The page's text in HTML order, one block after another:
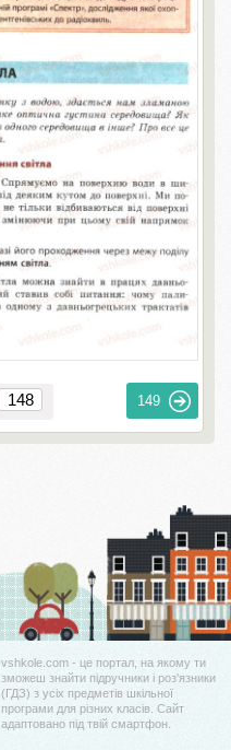
149
vshkole.com - це портал, на якому ти
зможеш знайти підручники і роз'язники
(ГДЗ) з усіх предметів шкільної
програми для різних класів. Сайт
адаптовано під твій смартфон.